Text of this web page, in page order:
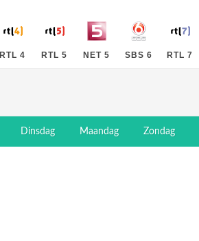
RTL 4 RTL 5 NET 5 SBS 6 RTL 7
Dinsdag Maandag Zondag